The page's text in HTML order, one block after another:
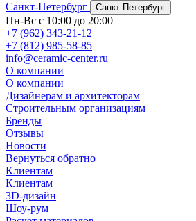
Санкт-Петербург
Санкт-Петербург
Пн-Вс с 10:00 до 20:00
+7 (962) 343-21-12
+7 (812) 985-58-85
info@ceramic-center.ru
О компании
О компании
Дизайнерам и архитекторам
Строительным организациям
Бренды
Отзывы
Новости
Вернуться обратно
Клиентам
Клиентам
3D-дизайн
Шоу-рум